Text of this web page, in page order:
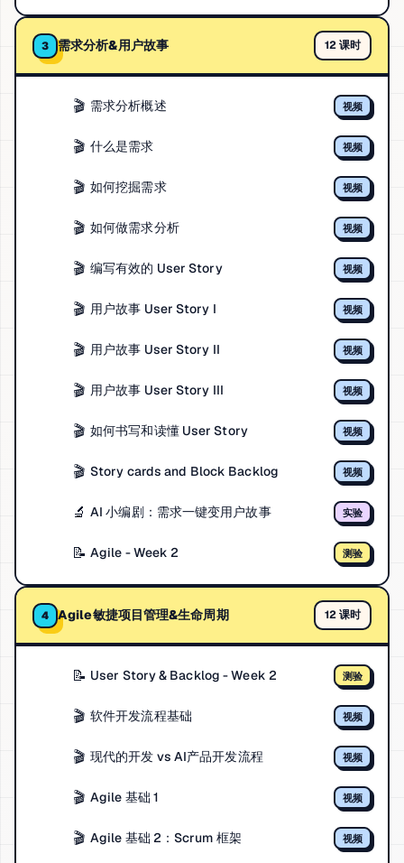
3 需求分析&用户故事 12 课时
🎬 需求分析概述 视频
🎬 什么是需求 视频
🎬 如何挖掘需求 视频
🎬 如何做需求分析 视频
🎬 编写有效的 User Story 视频
🎬 用户故事 User Story I 视频
🎬 用户故事 User Story II 视频
🎬 用户故事 User Story III 视频
🎬 如何书写和读懂 User Story 视频
🎬 Story cards and Block Backlog 视频
🔬 AI 小编剧：需求一键变用户故事 实验
📝 Agile - Week 2 测验
4 Agile敏捷项目管理&生命周期 12 课时
📝 User Story & Backlog - Week 2 测验
🎬 软件开发流程基础 视频
🎬 现代的开发 vs AI产品开发流程 视频
🎬 Agile 基础 1 视频
🎬 Agile 基础 2：Scrum 框架 视频